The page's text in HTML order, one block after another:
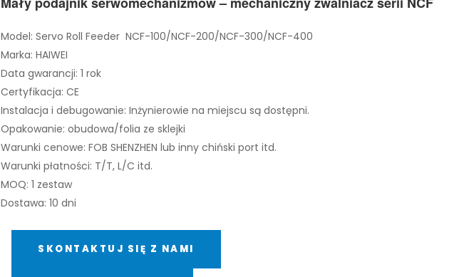
Model: Servo Roll Feeder NCF-100/NCF-200/NCF-300/NCF-400
Marka: HAIWEI
Data gwarancji: 1 rok
Certyfikacja: CE
Instalacja i debugowanie: Inżynierowie na miejscu są dostępni.
Opakowanie: obudowa/folia ze sklejki
Warunki cenowe: FOB SHENZHEN lub inny chiński port itd.
Warunki płatności: T/T, L/C itd.
MOQ: 1 zestaw
Dostawa: 10 dni
SKONTAKTUJ SIĘ Z NAMI